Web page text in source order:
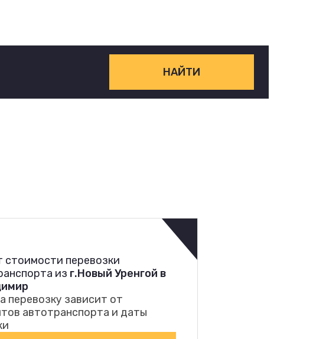
НАЙТИ
стоимости перевозки
из г.Новый Уренгой в
перевозку зависит от
автотранспорта и даты